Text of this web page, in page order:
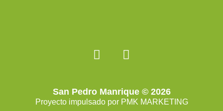
San Pedro Manrique © 2026
Proyecto impulsado por PMK MARKETING